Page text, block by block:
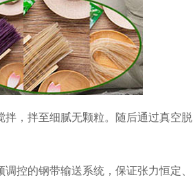
，拌至细腻无颗粒。随后通过真空脱
控的钢带输送系统，保证张力恒定、